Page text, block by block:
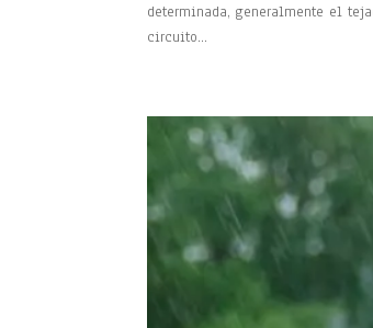
determinada, generalmente el
circuito...